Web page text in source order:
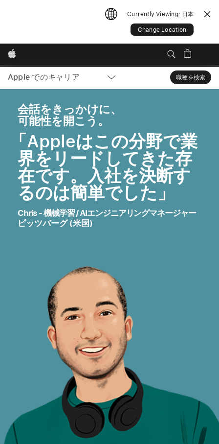
Currently Viewing: 日本
Change Location
Apple
Apple でのキャリア
Local 職種を検索
会話をきっかけに、
可能性を開こう。
「Appleはこの分野で業
界をリードしてきた存
在です。入社を決断す
るのは簡単でした」
Chris - 機械学習 / AIエンジニアリングマネージャー
ピッツバーグ (米国)